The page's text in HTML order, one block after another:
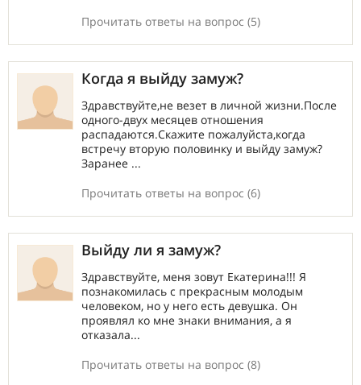
Прочитать ответы на вопрос (5)
Когда я выйду замуж?
Здравствуйте,не везет в личной жизни.После
одного-двух месяцев отношения
распадаются.Скажите пожалуйста,когда
встречу вторую половинку и выйду замуж?
Заранее ...
Прочитать ответы на вопрос (6)
Выйду ли я замуж?
Здравствуйте, меня зовут Екатерина!!! Я
познакомилась с прекрасным молодым
человеком, но у него есть девушка. Он
проявлял ко мне знаки внимания, а я
отказала...
Прочитать ответы на вопрос (8)